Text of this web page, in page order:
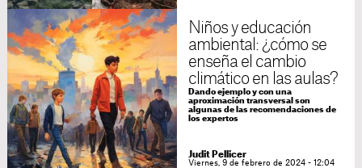
Niños y educación
ambiental: ¿cómo se
enseña el cambio
climático en las aulas?
Dando ejemplo y con una
aproximación transversal son
algunas de las recomendaciones de
los expertos
Judit Pellicer
Viernes, 9 de febrero de 2024 - 12:04